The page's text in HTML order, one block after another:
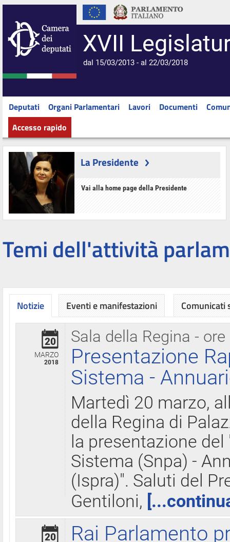
XVII
dal 15/03/2013 - al 22/03/2018
Deputati Organi Parlamentari Lavori Documenti
Accesso rapido
La Presidente
Vai alla home page della Presidente
Temi dell'attività
Notizie
Sala della Regina - ore
20
MARZO
2018
Presentazione
Sistema -
Martedì 20 marzo,
della Regina di
la presentazione
Sistema (Snpa) -
(Ispra)". Saluti del
Gentiloni,
20
Rai Parlamento
Eventi e manifestazioni Comunicati